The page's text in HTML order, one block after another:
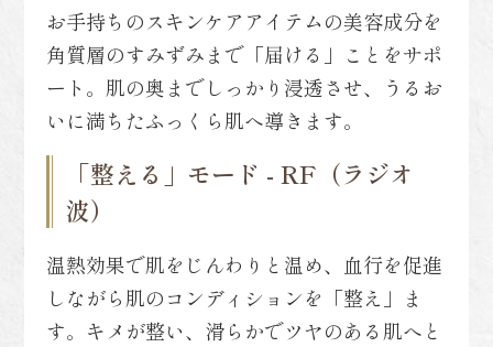
お手持ちのスキンケアアイテムの美容成分を
角質層のすみずみまで「届ける」ことをサポ
ート。肌の奥までしっかり浸透させ、うるお
いに満ちたふっくら肌へ導きます。
「整える」モード - RF（ラジオ
波）
温熱効果で肌をじんわりと温め、血行を促進
しながら肌のコンディションを「整え」ま
す。キメが整い、滑らかでツヤのある肌へと